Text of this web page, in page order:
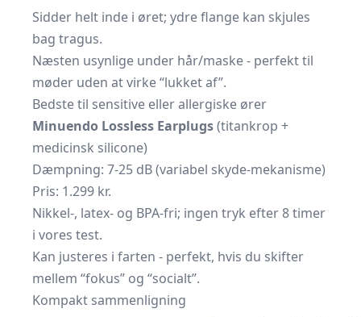
Sidder helt inde i øret; ydre flange kan skjules
bag tragus.
Næsten usynlige under hår/maske - perfekt til
møder uden at virke “lukket af”.
Bedste til sensitive eller allergiske ører
Minuendo Lossless Earplugs(titankrop +
medicinsk silicone)
Dæmpning: 7-25 dB (variabel skyde-mekanisme)
Pris: 1.299 kr.
Nikkel-, latex- og BPA-fri; ingen tryk efter 8 timer
i vores test.
Kan justeres i farten - perfekt, hvis du skifter
mellem “fokus” og “socialt”.
Kompakt sammenligning